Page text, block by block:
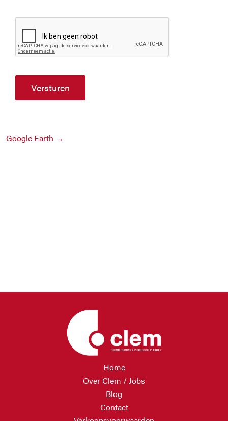
Versturen
Google Earth →
Home
Over Clem / Jobs
Blog
Contact